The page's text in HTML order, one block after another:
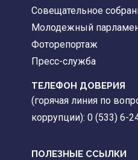
Совещательное
Молодежный
Фоторепортаж
Пресс-служба
ТЕЛЕФОН ДОВЕРИЯ
(горячая линия по
коррупции): 0 (533) 6-
ПОЛЕЗНЫЕ ССЫЛКИ